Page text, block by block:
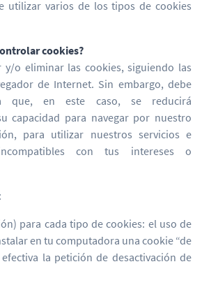
utilizar varios de los tipos de cookies
cookies?
y/o eliminar las cookies, siguiendo las
de Internet. Sin embargo, debe
que, en este caso, se reducirá
capacidad para navegar por nuestro
para utilizar nuestros servicios e
con tus intereses o
para cada tipo de cookies: el uso de
en tu computadora una cookie “de
la petición de desactivación de